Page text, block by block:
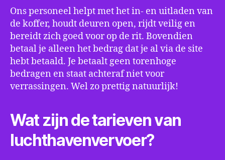
Ons personeel helpt met het in- en uitladen van
de koffer, houdt deuren open, rijdt veilig en
bereidt zich goed voor op de rit. Bovendien
betaal je alleen het bedrag dat je al via de site
hebt betaald. Je betaalt geen torenhoge
bedragen en staat achteraf niet voor
verrassingen. Wel zo prettig natuurlijk!
Wat zijn de tarieven van
luchthavenvervoer?